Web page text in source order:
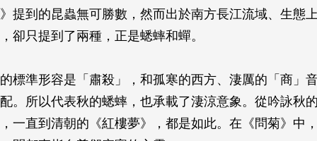
提到的昆蟲無可勝數，然而出於南方長江流域、生態
卻只提到了兩種，正是蟋蟀和蟬。
標準形容是「肅殺」，和孤寒的西方、淒厲的「商」
。所以代表秋的蟋蟀，也承載了淒涼意象。從吟詠秋
一直到清朝的《紅樓夢》，都是如此。在《問菊》中